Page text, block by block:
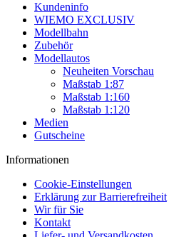
Kundeninfo
WIEMO EXCLUSIV
Modellbahn
Zubehör
Modellautos
Neuheiten Vorschau
Maßstab 1:87
Maßstab 1:160
Maßstab 1:120
Medien
Gutscheine
Informationen
Cookie-Einstellungen
Erklärung zur Barrierefreiheit
Wir für Sie
Kontakt